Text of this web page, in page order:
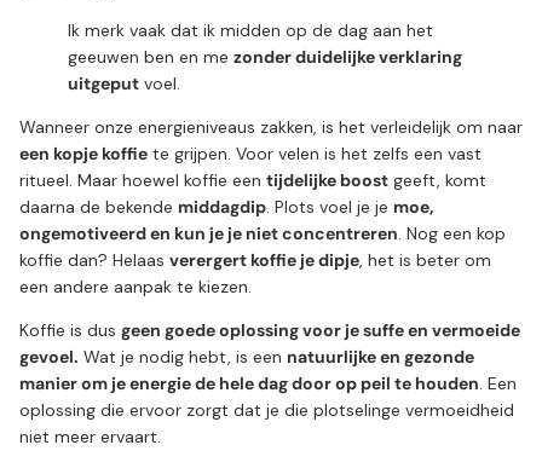
Ik merk vaak dat ik midden op de dag aan het
geeuwen ben en me zonder duidelijke verklaring
uitgeput voel.
Wanneer onze energieniveaus zakken, is het verleidelijk om naar
een kopje koffie te grijpen. Voor velen is het zelfs een vast
ritueel. Maar hoewel koffie een tijdelijke boost geeft, komt
daarna de bekende middagdip. Plots voel je je moe,
ongemotiveerd en kun je je niet concentreren. Nog een kop
koffie dan? Helaas verergert koffie je dipje, het is beter om
een andere aanpak te kiezen.
Koffie is dus geen goede oplossing voor je suffe en vermoeide
gevoel. Wat je nodig hebt, is een natuurlijke en gezonde
manier om je energie de hele dag door op peil te houden. Een
oplossing die ervoor zorgt dat je die plotselinge vermoeidheid
niet meer ervaart.